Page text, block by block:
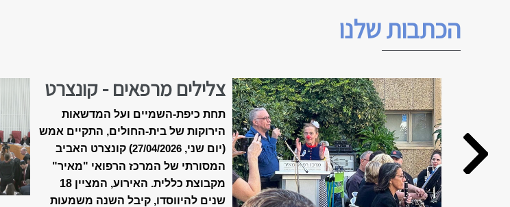
הכתבות שלנו
צלילים מרפאים - קונצרט
האביב ה-18 של ״מאיר״
תחת כיפת-השמיים ועל המדשאות
הירוקות של בית-החולים, התקיים אמש
(יום שני, 27/04/2026) קונצרט האביב
המסורתי של המרכז הרפואי "מאיר"
מקבוצת כללית. האירוע, המציין 18
שנים להיווסדו, קיבל השנה משמעות